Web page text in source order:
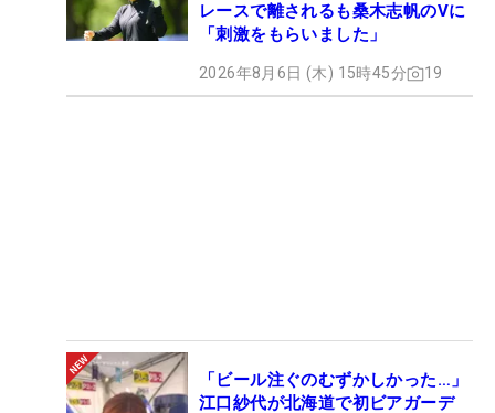
レースで離されるも桑木志帆のVに
「刺激をもらいました」
2026年8月6日 (木) 15時45分 19
「ビール注ぐのむずかしかった…」
江口紗代が北海道で初ビアガーデ